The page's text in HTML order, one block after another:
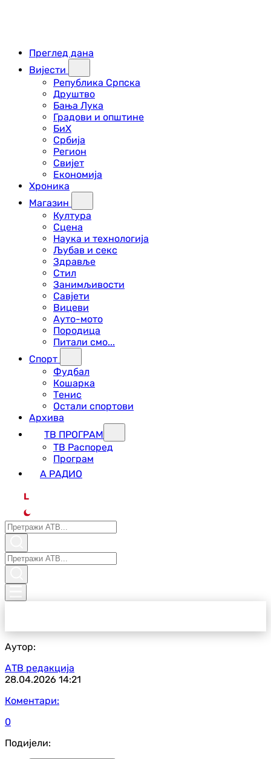
Преглед дана
Вијести
Република Српска
Друштво
Бања Лука
Градови и општине
БиХ
Србија
Регион
Свијет
Економија
Хроника
Магазин
Култура
Сцена
Наука и технологија
Љубав и секс
Здравље
Стил
Занимљивости
Савјети
Вицеви
Ауто-мото
Породица
Питали смо...
Спорт
Фудбал
Кошарка
Тенис
Остали спортови
Архива
ТВ ПРОГРАМ
ТВ Распоред
Програм
А РАДИО
L
Аутор:
АТВ редакција
28.04.2026 14:21
Коментари:
0
Подијели: